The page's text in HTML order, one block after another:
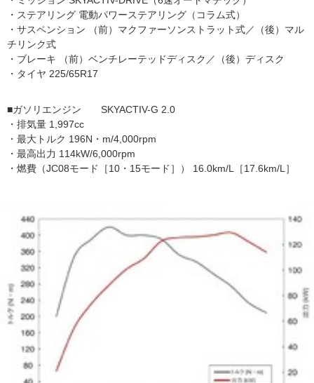
・ステアリング 電動パワーステアリング（コラム式）
・サスペンション （前）マクファーソンストラット式／（後）マル
チリンク式
・ブレーキ （前）ベンチレーテッドディスク／（後）ディスク
・タイヤ 225/65R17
■ガソリエンジン SKYACTIV-G 2.0
・排気量 1,997cc
・最大トルク 196N・m/4,000rpm
・最高出力 114kW/6,000rpm
・燃費（JC08モード［10・15モード］） 16.0km/L［17.6km/L］